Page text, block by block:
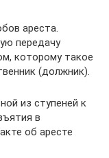
ареста.
передачу
которому такое
(должник).
из ступеней к
в
об аресте